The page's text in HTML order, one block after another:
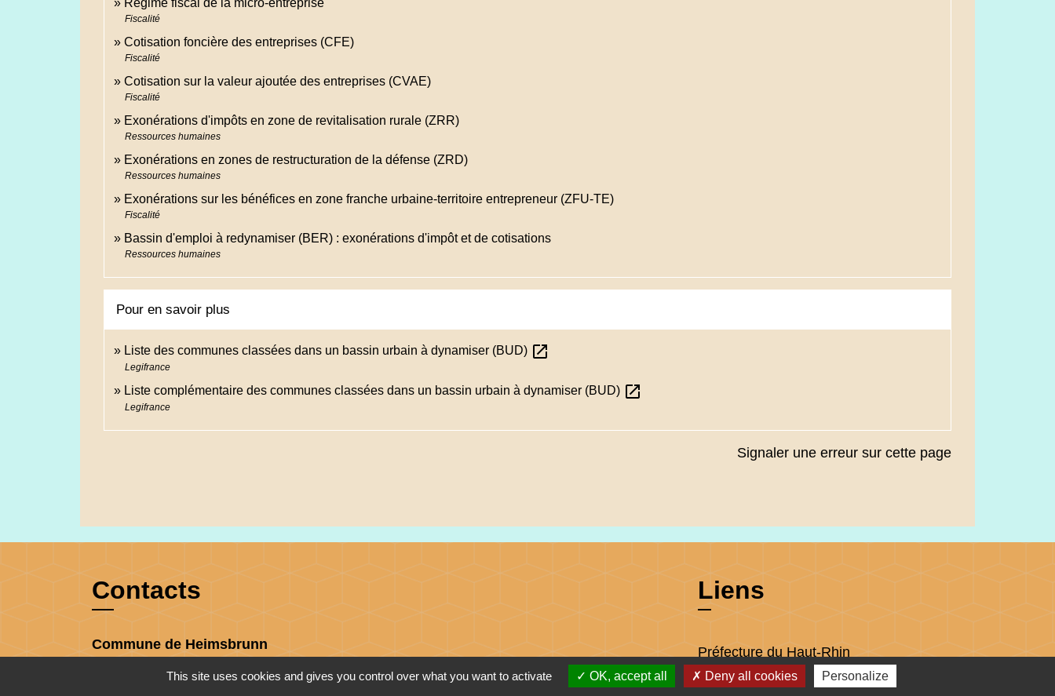
Régime fiscal de la micro-entreprise
Fiscalité
Cotisation foncière des entreprises (CFE)
Fiscalité
Cotisation sur la valeur ajoutée des entreprises (CVAE)
Fiscalité
Exonérations d'impôts en zone de revitalisation rurale (ZRR)
Ressources humaines
Exonérations en zones de restructuration de la défense (ZRD)
Ressources humaines
Exonérations sur les bénéfices en zone franche urbaine-territoire entrepreneur (ZFU-TE)
Fiscalité
Bassin d'emploi à redynamiser (BER) : exonérations d'impôt et de cotisations
Ressources humaines
Pour en savoir plus
Liste des communes classées dans un bassin urbain à dynamiser (BUD) open_in_new
Legifrance
Liste complémentaire des communes classées dans un bassin urbain à dynamiser (BUD) open_in_new
Legifrance
Signaler une erreur sur cette page
Contacts
Commune de Heimsbrunn
68990 Heimsbrunn - FRANCE
Liens
Préfecture du Haut-Rhin
Collectivité Européenne d'Alsace
Région Grand Est
This site uses cookies and gives you control over what you want to activate OK, accept all Deny all cookies Personalize